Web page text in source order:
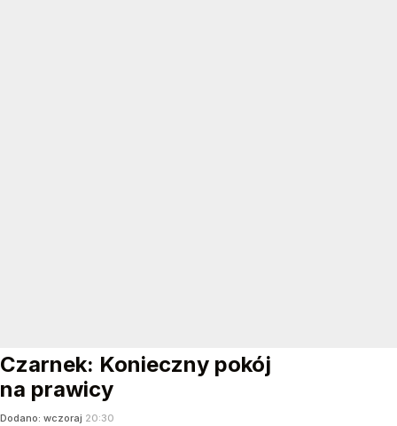
Czarnek: Konieczny pokój
na prawicy
Dodano: wczoraj 20:30